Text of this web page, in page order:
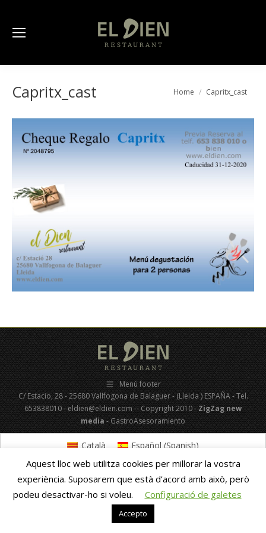
Capritx_cast You are here:
Home Capritx_cast
Menú footer
C/ Estacio, 28 - 25680 Vallfogona de Balaguer - (Lleida ) ESPAÑA - Tel.
653838010 - eldien@eldien.com -- Copyright 2010 -ZigZag new
media- GastroAsesoramiento
Aquest lloc web utilitza cookies per millorar la vostra
experiència. Suposarem que està d’acord amb això, però
podeu desactivar-ho si voleu.
Configuració de galetes
Accepto
Català Español (Spanish)